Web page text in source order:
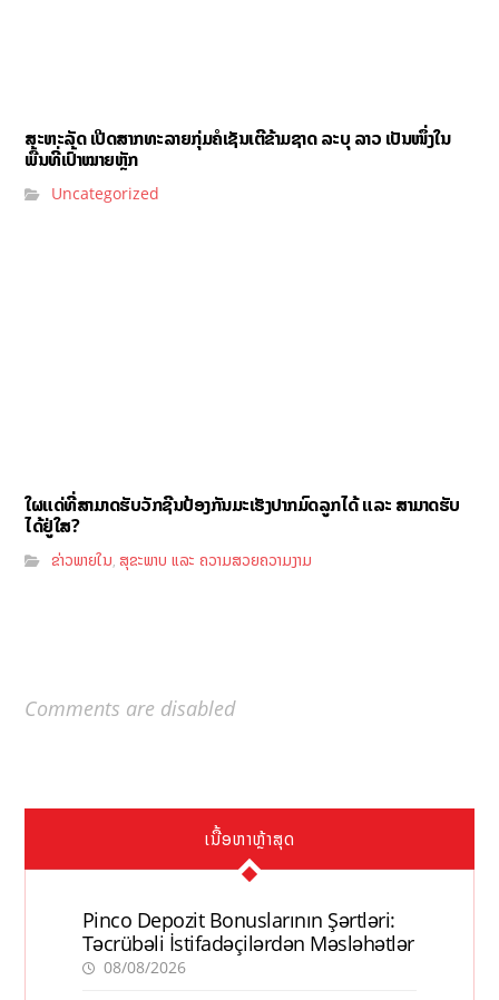
ສະຫະລັດ ເປີດສາກທະລາຍກຸ່ມຄໍເຊັນເຕີຂ້າມຊາດ ລະບຸ ລາວ ເປັນໜຶ່ງໃນ
ພື້ນທີ່ເປົ້າໝາຍຫຼັກ
Uncategorized
ໃຜແດ່ທີ່ສາມາດຮັບວັກຊີນປ້ອງກັນມະເຮັງປາກມົດລູກໄດ້ ແລະ ສາມາດຮັບ
ໄດ້ຢູ່ໃສ?
ຂ່າວພາຍໃນ,ສຸຂະພາບ ແລະ ຄວາມສວຍຄວາມງາມ
Comments are disabled
ເນື້ອຫາຫຼ້າສຸດ
Pinco Depozit Bonuslarının Şərtləri:
Təcrübəli İstifadəçilərdən Məsləhətlər
08/08/2026